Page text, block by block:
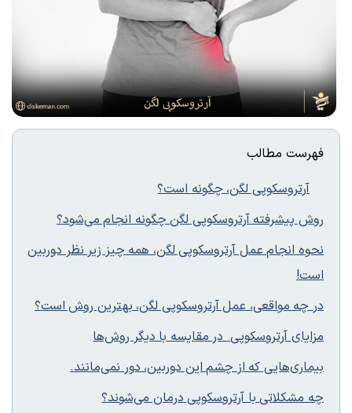
فهرست مطالب
آرتروسکوپی لگن، چگونه است؟
روش پیشرفته آرتروسکوپی لگن چگونه انجام می‌شود؟
نحوه انجام عمل آرتروسکوپی لگن، همه چیز زیر نظر دوربین
است!
در چه مواقعی، عمل آرتروسکوپی لگن، بهترین روش است؟
مزایای آرتروسکوپی در مقایسه با دیگر روش‌ها
بیماری‌هایی که از چشم این دوربین، دور نمی‌مانند.
چه مشکلاتی با آرتروسکوپی درمان می‌شوند؟